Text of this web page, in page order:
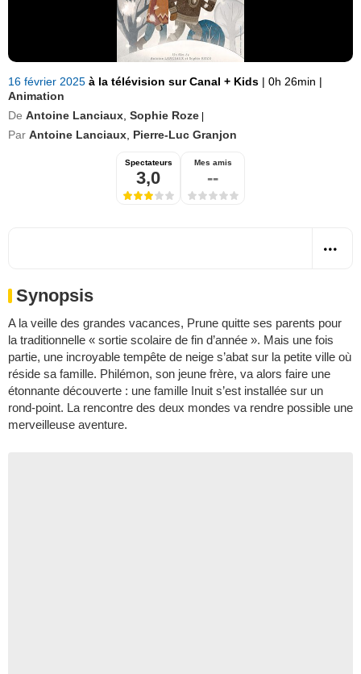
16 février 2025 à la télévision sur Canal + Kids | 0h 26min |
Animation
De Antoine Lanciaux Sophie Roze
Par Antoine Lanciaux Pierre-Luc Granjon
Spectateurs
3,0
Mes amis
--
Synopsis
A la veille des grandes vacances, Prune quitte ses parents pour
la traditionnelle « sortie scolaire de fin d’année ». Mais une fois
partie, une incroyable tempête de neige s’abat sur la petite ville où
réside sa famille. Philémon, son jeune frère, va alors faire une
étonnante découverte : une famille Inuit s’est installée sur un
rond-point. La rencontre des deux mondes va rendre possible une
merveilleuse aventure.